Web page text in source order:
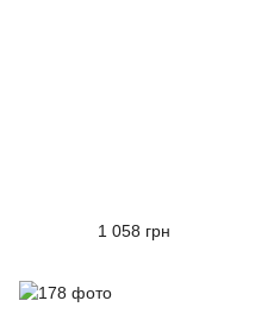
1 058 грн